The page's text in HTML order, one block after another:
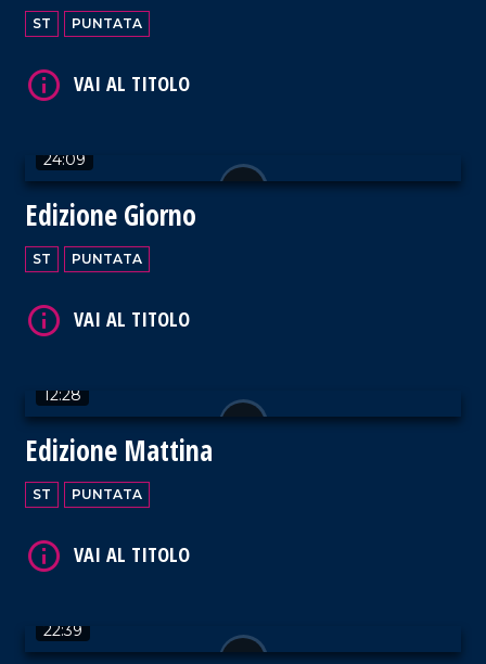
ST PUNTATA
24:09
Edizione Giorno
ST PUNTATA
12:28
Edizione Mattina
ST PUNTATA
22:39